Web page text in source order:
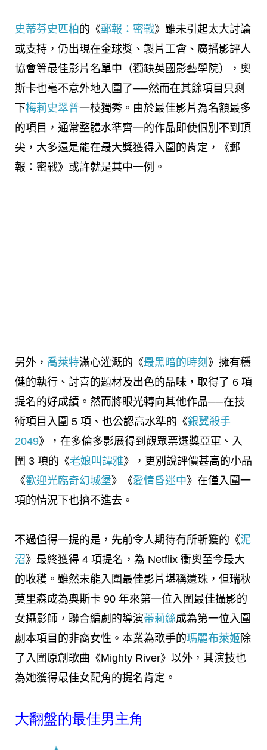
史蒂芬史匹柏的《郵報：密戰》雖未引起太大討論
或支持，仍出現在金球獎、製片工會、廣播影評人
協會等最佳影片名單中（獨缺英國影藝學院），奧
斯卡也毫不意外地入圍了──然而在其餘項目只剩
下梅莉史翠普一枝獨秀。由於最佳影片為名額最多
的項目，通常整體水準齊一的作品即使個別不到頂
尖，大多還是能在最大獎獲得入圍的肯定，《郵
報：密戰》或許就是其中一例。
另外， 喬萊特滿心灌溉的《最黑暗的時刻 》擁有穩
健的執行、討喜的題材及出色的品味，取得了 6 項
提名的好成績。然而將眼光轉向其他作品──在技
術項目入圍 5 項、也公認高水準的《銀翼殺手
2049》，在多倫多影展得到觀眾票選獎亞軍、入
圍 3 項的《老娘叫譚雅》，更別說評價甚高的小品
《歡迎光臨奇幻城堡》《愛情昏迷中》在僅入圍一
項的情況下也擠不進去。
不過值得一提的是，先前令人期待有所斬獲的《泥
沼》最終獲得 4 項提名，為 Netflix 衝奧至今最大
的收穫。雖然未能入圍最佳影片堪稱遺珠，但瑞秋
莫里森成為奧斯卡 90 年來第一位入圍最佳攝影的
女攝影師，聯合編劇的導演蒂莉絲成為第一位入圍
劇本項目的非裔女性。本業為歌手的瑪麗布萊姬 除
了入圍原創歌曲《Mighty River》以外，其演技也
為她獲得最佳女配角的提名肯定。
大翻盤的最佳男主角